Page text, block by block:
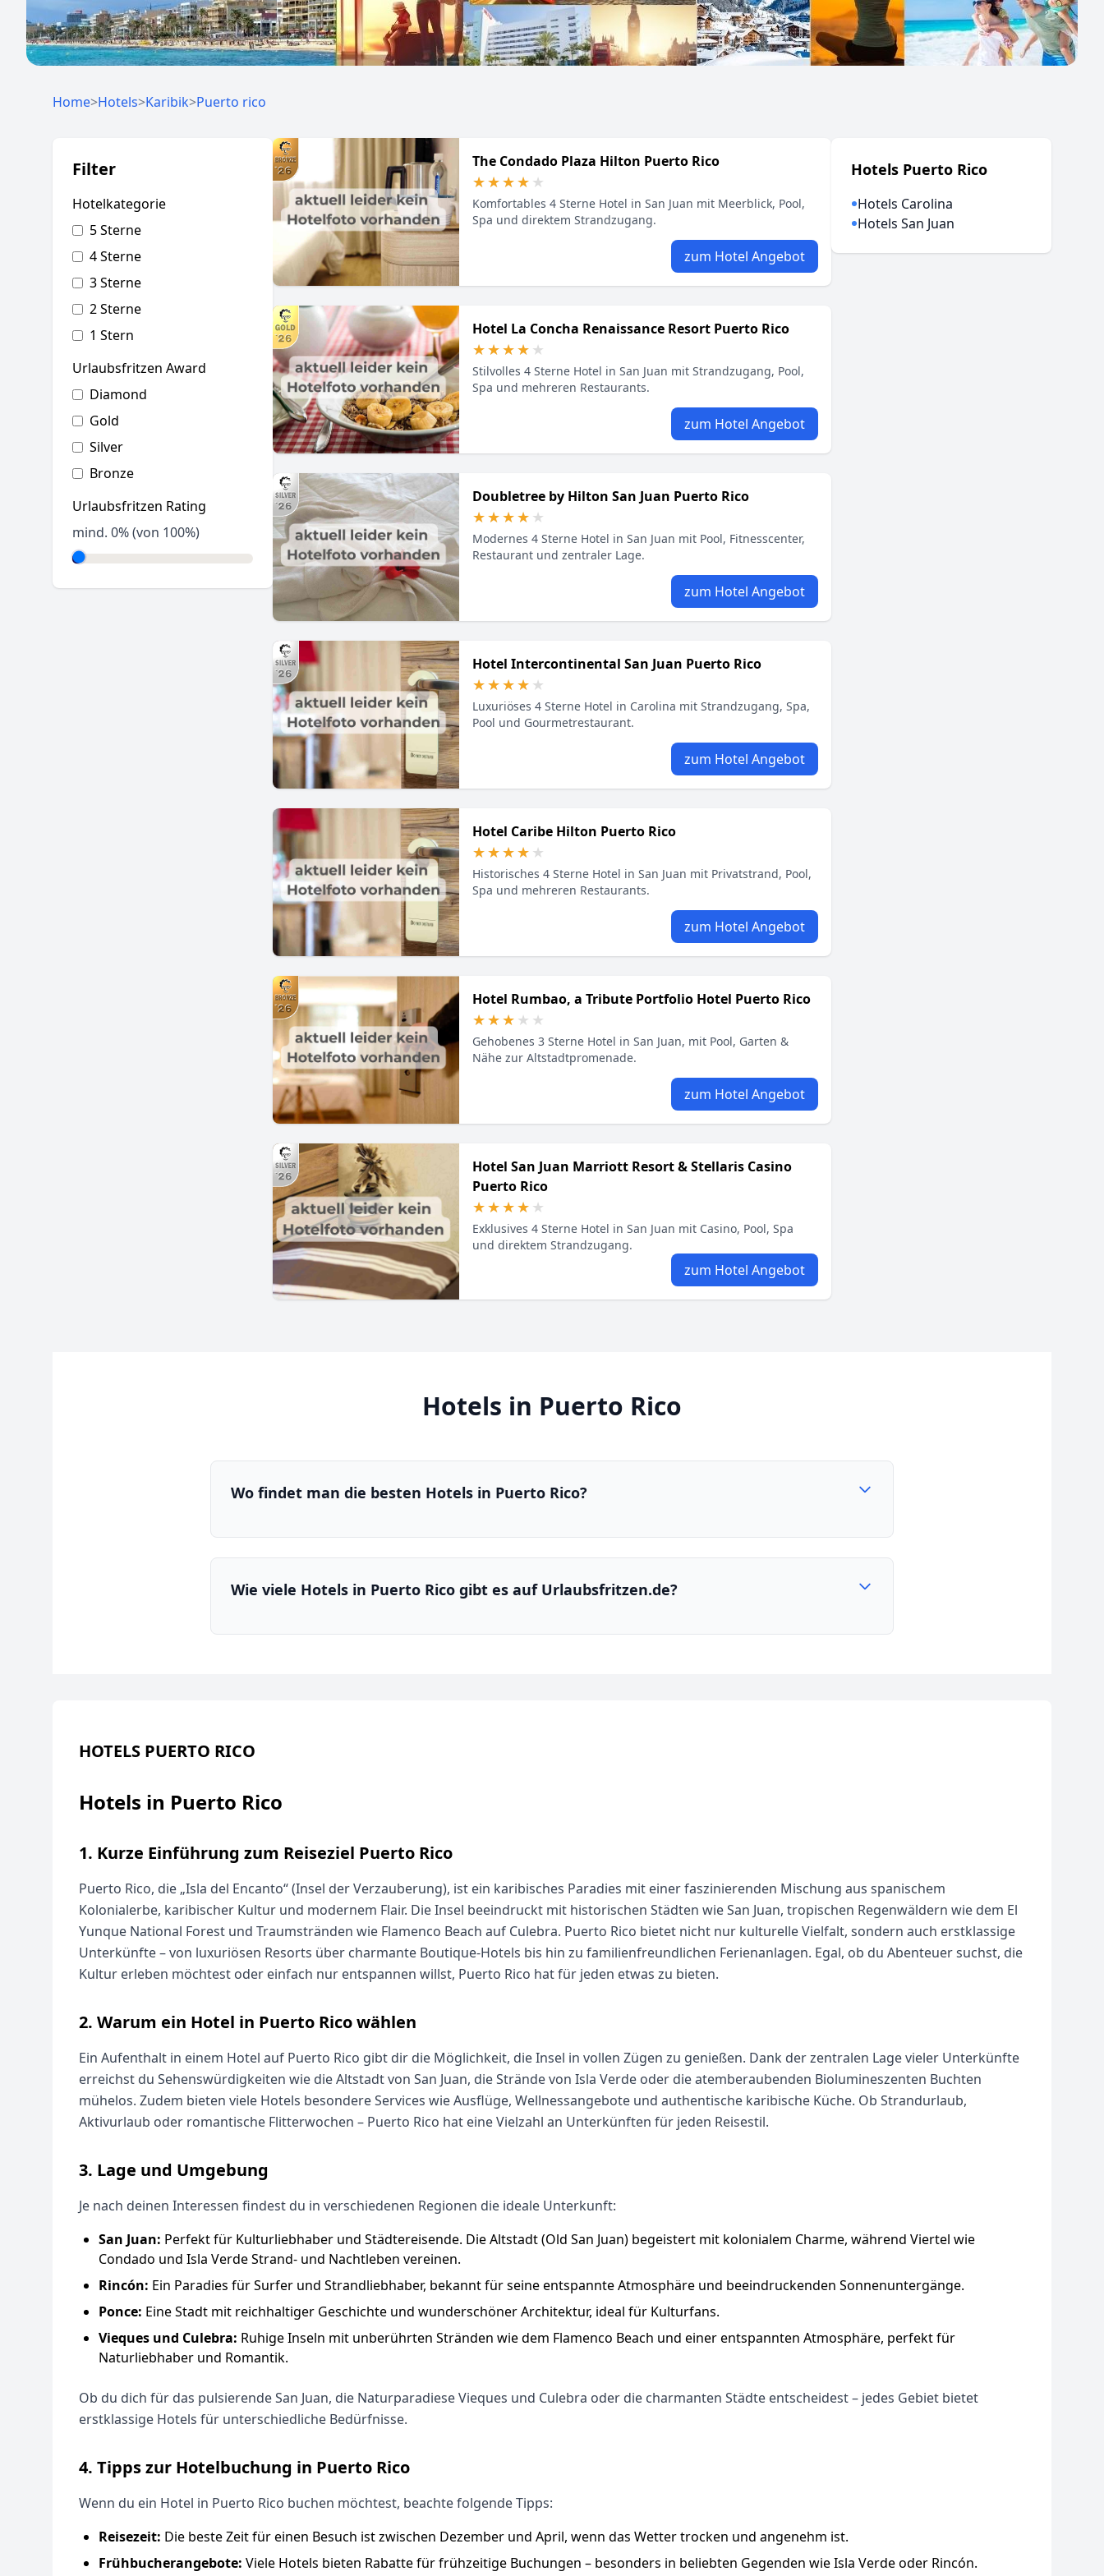
Home>Hotels>Karibik>Puerto rico
Filter
Hotelkategorie
5 Sterne
4 Sterne
3 Sterne
2 Sterne
1 Stern
Urlaubsfritzen Award
Diamond
Gold
Silver
Bronze
Urlaubsfritzen Rating
mind. 0% (von 100%)
The Condado Plaza Hilton Puerto Rico
★★★★★
★★★★★
Komfortables 4 Sterne Hotel in San Juan mit Meerblick, Pool,
Spa und direktem Strandzugang.
zum Hotel Angebot
Hotel La Concha Renaissance Resort Puerto Rico
★★★★★
★★★★★
Stilvolles 4 Sterne Hotel in San Juan mit Strandzugang, Pool,
Spa und mehreren Restaurants.
zum Hotel Angebot
Doubletree by Hilton San Juan Puerto Rico
★★★★★
★★★★★
Modernes 4 Sterne Hotel in San Juan mit Pool, Fitnesscenter,
Restaurant und zentraler Lage.
zum Hotel Angebot
Hotel Intercontinental San Juan Puerto Rico
★★★★★
★★★★★
Luxuriöses 4 Sterne Hotel in Carolina mit Strandzugang, Spa,
Pool und Gourmetrestaurant.
zum Hotel Angebot
Hotel Caribe Hilton Puerto Rico
★★★★★
★★★★★
Historisches 4 Sterne Hotel in San Juan mit Privatstrand, Pool,
Spa und mehreren Restaurants.
zum Hotel Angebot
Hotel Rumbao, a Tribute Portfolio Hotel Puerto Rico
★★★★★
★★★★★
Gehobenes 3 Sterne Hotel in San Juan, mit Pool, Garten &
Nähe zur Altstadtpromenade.
zum Hotel Angebot
Hotel San Juan Marriott Resort & Stellaris Casino
Puerto Rico
★★★★★
★★★★★
Exklusives 4 Sterne Hotel in San Juan mit Casino, Pool, Spa
und direktem Strandzugang.
zum Hotel Angebot
Hotels Puerto Rico
Hotels Carolina
Hotels San Juan
Hotels in Puerto Rico
Wo findet man die besten Hotels in Puerto Rico?
Wie viele Hotels in Puerto Rico gibt es auf Urlaubsfritzen.de?
HOTELS PUERTO RICO
Hotels in Puerto Rico
1. Kurze Einführung zum Reiseziel Puerto Rico
Puerto Rico, die „Isla del Encanto“ (Insel der Verzauberung), ist ein karibisches Paradies mit einer faszinierenden Mischung aus spanischem
Kolonialerbe, karibischer Kultur und modernem Flair. Die Insel beeindruckt mit historischen Städten wie San Juan, tropischen Regenwäldern wie dem El
Yunque National Forest und Traumstränden wie Flamenco Beach auf Culebra. Puerto Rico bietet nicht nur kulturelle Vielfalt, sondern auch erstklassige
Unterkünfte – von luxuriösen Resorts über charmante Boutique-Hotels bis hin zu familienfreundlichen Ferienanlagen. Egal, ob du Abenteuer suchst, die
Kultur erleben möchtest oder einfach nur entspannen willst, Puerto Rico hat für jeden etwas zu bieten.
2. Warum ein Hotel in Puerto Rico wählen
Ein Aufenthalt in einem Hotel auf Puerto Rico gibt dir die Möglichkeit, die Insel in vollen Zügen zu genießen. Dank der zentralen Lage vieler Unterkünfte
erreichst du Sehenswürdigkeiten wie die Altstadt von San Juan, die Strände von Isla Verde oder die atemberaubenden Biolumineszenten Buchten
mühelos. Zudem bieten viele Hotels besondere Services wie Ausflüge, Wellnessangebote und authentische karibische Küche. Ob Strandurlaub,
Aktivurlaub oder romantische Flitterwochen – Puerto Rico hat eine Vielzahl an Unterkünften für jeden Reisestil.
3. Lage und Umgebung
Je nach deinen Interessen findest du in verschiedenen Regionen die ideale Unterkunft:
San Juan: Perfekt für Kulturliebhaber und Städtereisende. Die Altstadt (Old San Juan) begeistert mit kolonialem Charme, während Viertel wie
Condado und Isla Verde Strand- und Nachtleben vereinen.
Rincón: Ein Paradies für Surfer und Strandliebhaber, bekannt für seine entspannte Atmosphäre und beeindruckenden Sonnenuntergänge.
Ponce: Eine Stadt mit reichhaltiger Geschichte und wunderschöner Architektur, ideal für Kulturfans.
Vieques und Culebra: Ruhige Inseln mit unberührten Stränden wie dem Flamenco Beach und einer entspannten Atmosphäre, perfekt für
Naturliebhaber und Romantik.
Ob du dich für das pulsierende San Juan, die Naturparadiese Vieques und Culebra oder die charmanten Städte entscheidest – jedes Gebiet bietet
erstklassige Hotels für unterschiedliche Bedürfnisse.
4. Tipps zur Hotelbuchung in Puerto Rico
Wenn du ein Hotel in Puerto Rico buchen möchtest, beachte folgende Tipps:
Reisezeit: Die beste Zeit für einen Besuch ist zwischen Dezember und April, wenn das Wetter trocken und angenehm ist.
Frühbucherangebote: Viele Hotels bieten Rabatte für frühzeitige Buchungen – besonders in beliebten Gegenden wie Isla Verde oder Rincón.